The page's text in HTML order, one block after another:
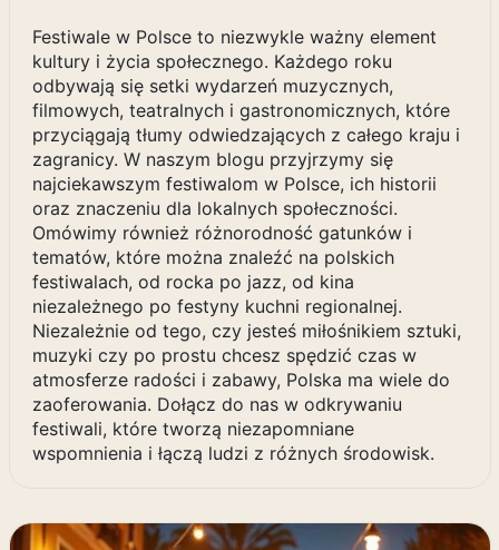
Festiwale w Polsce to niezwykle ważny element
kultury i życia społecznego. Każdego roku
odbywają się setki wydarzeń muzycznych,
filmowych, teatralnych i gastronomicznych, które
przyciągają tłumy odwiedzających z całego kraju i
zagranicy. W naszym blogu przyjrzymy się
najciekawszym festiwalom w Polsce, ich historii
oraz znaczeniu dla lokalnych społeczności.
Omówimy również różnorodność gatunków i
tematów, które można znaleźć na polskich
festiwalach, od rocka po jazz, od kina
niezależnego po festyny kuchni regionalnej.
Niezależnie od tego, czy jesteś miłośnikiem sztuki,
muzyki czy po prostu chcesz spędzić czas w
atmosferze radości i zabawy, Polska ma wiele do
zaoferowania. Dołącz do nas w odkrywaniu
festiwali, które tworzą niezapomniane
wspomnienia i łączą ludzi z różnych środowisk.